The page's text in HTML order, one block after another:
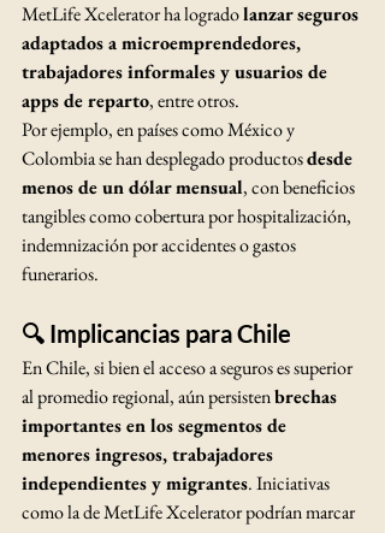
MetLife Xcelerator ha logrado lanzar seguros
adaptados a microemprendedores,
trabajadores informales y usuarios de
apps de reparto, entre otros.
Por ejemplo, en países como México y
Colombia se han desplegado productos desde
menos de un dólar mensual, con beneficios
tangibles como cobertura por hospitalización,
indemnización por accidentes o gastos
funerarios.
🔍 Implicancias para Chile
En Chile, si bien el acceso a seguros es superior
al promedio regional, aún persisten brechas
importantes en los segmentos de
menores ingresos, trabajadores
independientes y migrantes. Iniciativas
como la de MetLife Xcelerator podrían marcar